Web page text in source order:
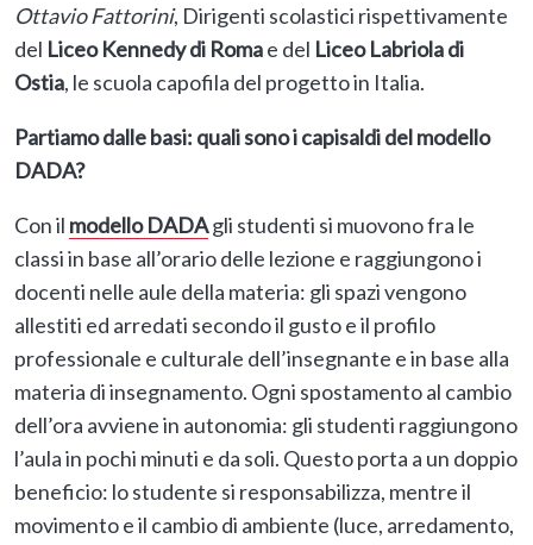
Ottavio Fattorini, Dirigenti scolastici rispettivamente
del Liceo Kennedy di Romae del Liceo Labriola di
Ostia, le scuola capofila del progetto in Italia.
Partiamo dalle basi: quali sono i capisaldi del modello
DADA?
Con il modello DADAgli studenti si muovono fra le
classi in base all’orario delle lezione e raggiungono i
docenti nelle aule della materia: gli spazi vengono
allestiti ed arredati secondo il gusto e il profilo
professionale e culturale dell’insegnante e in base alla
materia di insegnamento. Ogni spostamento al cambio
dell’ora avviene in autonomia: gli studenti raggiungono
l’aula in pochi minuti e da soli. Questo porta a un doppio
beneficio: lo studente si responsabilizza, mentre il
movimento e il cambio di ambiente (luce, arredamento,